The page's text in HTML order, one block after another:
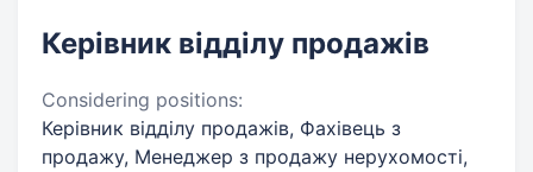
Керівник відділу продажів
Considering positions:
Керівник відділу продажів, Фахівець з
продажу, Менеджер з продажу нерухомості,